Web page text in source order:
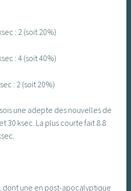
: 2 (soit 20%)
: 4 (soit 40%)
: 2 (soit 20%)
une adepte des nouvelles de
30 ksec. La plus courte fait 8.8
dont une en post-apocalyptique